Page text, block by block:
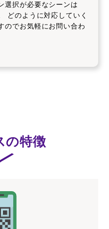
選択が必要なシーンは
どのように対応していく
のでお気軽にお問い合わ
の特徴